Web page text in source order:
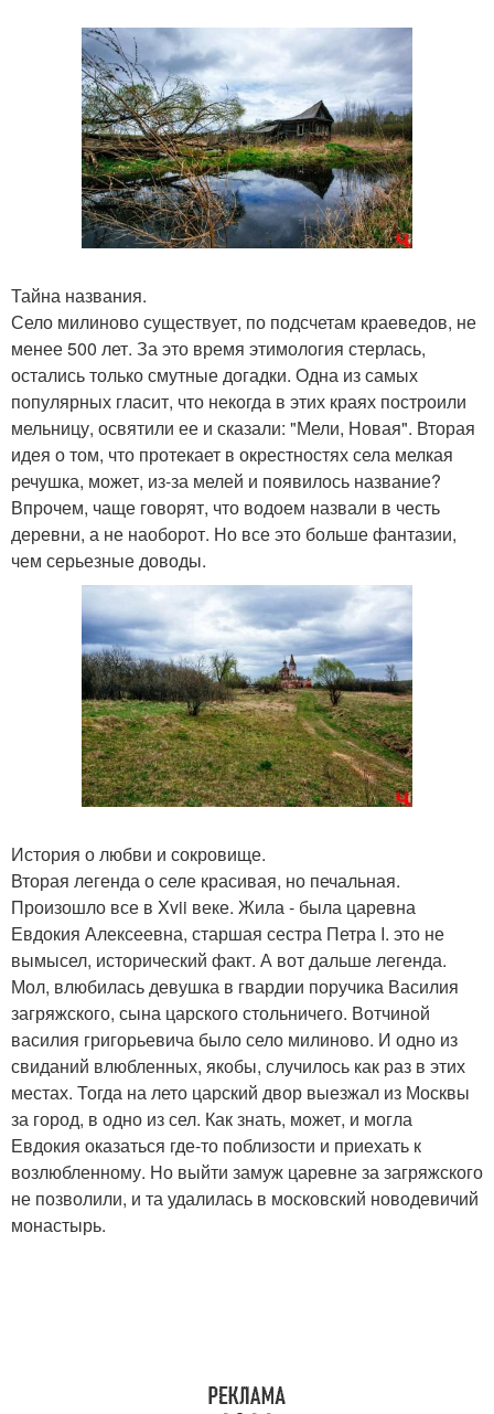
Тайна названия.
Село милиново существует, по подсчетам краеведов, не
менее 500 лет. За это время этимология стерлась,
остались только смутные догадки. Одна из самых
популярных гласит, что некогда в этих краях построили
мельницу, освятили ее и сказали: "Мели, Новая". Вторая
идея о том, что протекает в окрестностях села мелкая
речушка, может, из-за мелей и появилось название?
Впрочем, чаще говорят, что водоем назвали в честь
деревни, а не наоборот. Но все это больше фантазии,
чем серьезные доводы.
История о любви и сокровище.
Вторая легенда о селе красивая, но печальная.
Произошло все в Xvii веке. Жила - была царевна
Евдокия Алексеевна, старшая сестра Петра I. это не
вымысел, исторический факт. А вот дальше легенда.
Мол, влюбилась девушка в гвардии поручика Василия
загряжского, сына царского стольничего. Вотчиной
василия григорьевича было село милиново. И одно из
свиданий влюбленных, якобы, случилось как раз в этих
местах. Тогда на лето царский двор выезжал из Москвы
за город, в одно из сел. Как знать, может, и могла
Евдокия оказаться где-то поблизости и приехать к
возлюбленному. Но выйти замуж царевне за загряжского
не позволили, и та удалилась в московский новодевичий
монастырь.